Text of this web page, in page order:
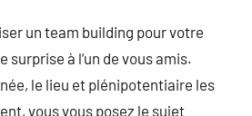
un team building pour votre
à l’un de vous amis.
le lieu et plénipotentiaire les
vous vous posez le sujet